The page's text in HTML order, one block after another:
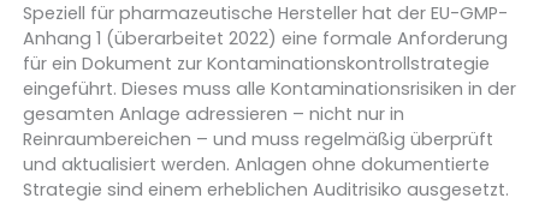
Speziell für pharmazeutische Hersteller hat der EU-GMP-
Anhang 1 (überarbeitet 2022) eine formale Anforderung
für ein Dokument zur Kontaminationskontrollstrategie
eingeführt. Dieses muss alle Kontaminationsrisiken in der
gesamten Anlage adressieren – nicht nur in
Reinraumbereichen – und muss regelmäßig überprüft
und aktualisiert werden. Anlagen ohne dokumentierte
Strategie sind einem erheblichen Auditrisiko ausgesetzt.